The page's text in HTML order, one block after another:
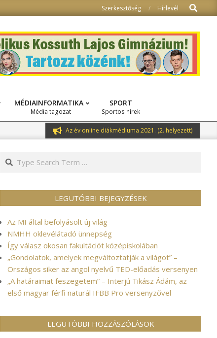
Szerkesztőség Hírlevél Search
MÉDIAINFORMATIKA
Média tagozat
SPORT
Sportos hírek
Az év online diákmédiuma 2021. (2. helyezett)
Search
LEGUTÓBBI BEJEGYZÉSEK
Az MI által befolyásolt új világ
NMHH oklevélátadó ünnepség
Így válasz okosan fakultációt középiskolában
„Gondolatok, amelyek megváltoztatják a világot” –
Országos siker az angol nyelvű TED-előadás versenyen
„A határaimat feszegetem” – Interjú Tikász Ádám, az
első magyar férfi naturál IFBB Pro versenyzővel
LEGUTÓBBI HOZZÁSZÓLÁSOK